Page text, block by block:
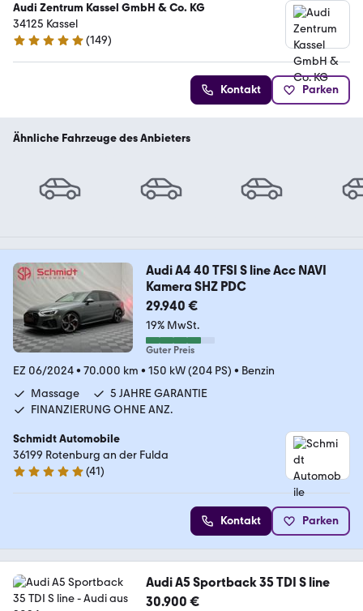
Audi Zentrum Kassel GmbH & Co. KG
34125 Kassel
4.8 Sterne
(149)
Kontakt Parken
Ähnliche Fahrzeuge des Anbieters
Audi A4 40 TFSI S line Acc NAVI
Kamera SHZ PDC
29.940 €
19% MwSt.
Guter Preis
EZ 06/2024• 70.000 km • 150 kW (204 PS) • Benzin
Massage
5 JAHRE GARANTIE
FINANZIERUNG OHNE ANZ.
Schmidt Automobile
36199 Rotenburg an der Fulda
4.8 Sterne
(41)
Kontakt Parken
Audi A5 Sportback 35 TDI S line
30.900 €